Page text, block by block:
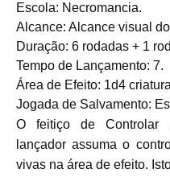
Escola: Necromancia.
Alcance: Alcance visual
Duração: 6 rodadas + 1
Tempo de Lançamento: 7.
Área de Efeito: 1d4
Jogada de Salvamento:
O feitiço de Controlar
lançador assuma o
vivas na área de efeito.